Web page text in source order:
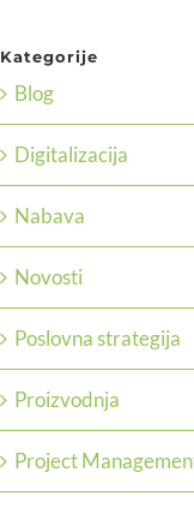
Kategorije
Blog
Digitalizacija
Nabava
Novosti
Poslovna strategija
Proizvodnja
Project